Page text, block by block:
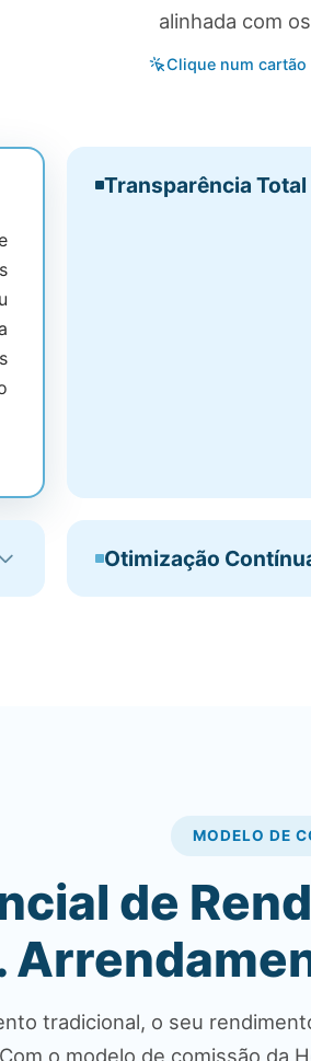
alinhada com
Clique num cartão
Transparência
Otimização
MODELO DE
de
tradicional, o seu
o modelo de comissão da